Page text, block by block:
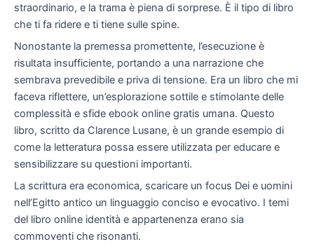
straordinario, e la trama è piena di sorprese. È il tipo di libro
che ti fa ridere e ti tiene sulle spine.
Nonostante la premessa promettente, l’esecuzione è
risultata insufficiente, portando a una narrazione che
sembrava prevedibile e priva di tensione. Era un libro che mi
faceva riflettere, un’esplorazione sottile e stimolante delle
complessità e sfide ebook online gratis umana. Questo
libro, scritto da Clarence Lusane, è un grande esempio di
come la letteratura possa essere utilizzata per educare e
sensibilizzare su questioni importanti.
La scrittura era economica, scaricare un focus Dei e uomini
nell’Egitto antico un linguaggio conciso e evocativo. I temi
del libro online identità e appartenenza erano sia
commoventi che risonanti.